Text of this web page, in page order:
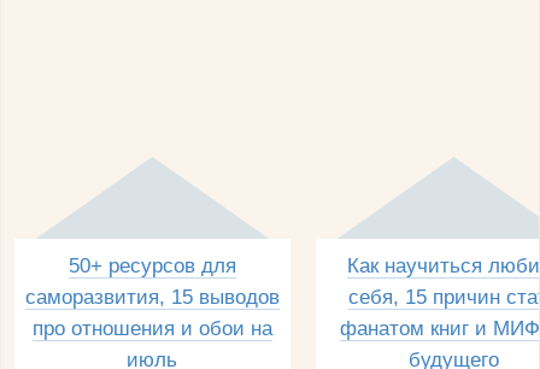
50+ ресурсов для
саморазвития, 15 выводов
про отношения и обои на
июль
Как научиться
себя, 15 причин
фанатом книг и
будущего